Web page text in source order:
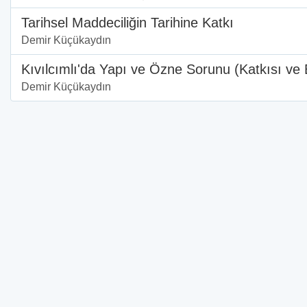
Tarihsel Maddeciliğin Tarihine Katkı
Demir Küçükaydın
Kıvılcımlı'da Yapı ve Özne Sorunu (Katkısı
Demir Küçükaydın